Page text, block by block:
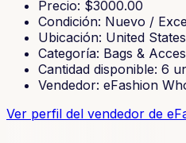
Precio: $3000.00
Condición: Nuevo /
Ubicación: United States
Categoría: Bags &
Cantidad disponible: 6
Vendedor: eFashion
Ver perfil del vendedor de